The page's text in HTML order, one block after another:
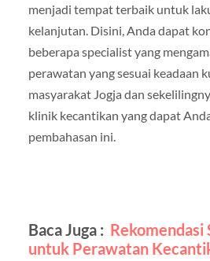
menjadi tempat terbaik untuk
kelanjutan. Disini, Anda dapat
beberapa specialist yang
perawatan yang sesuai keadaan
masyarakat Jogja dan
klinik kecantikan yang dapat
pembahasan ini.
Baca Juga : Rekomendasi
untuk Perawatan